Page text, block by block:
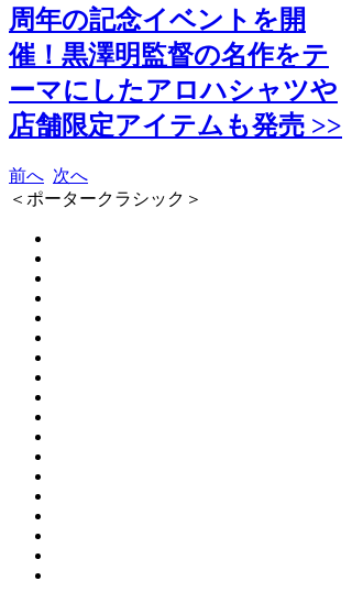
周年の記念イベントを開
催！黒澤明監督の名作をテ
ーマにしたアロハシャツや
店舗限定アイテムも発売 >>
前へ 次へ
＜ポータークラシック＞